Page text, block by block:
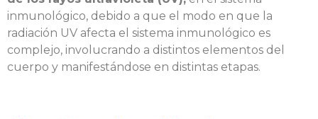
inmunológico, debido a que el modo en que la
radiación UV afecta el sistema inmunológico es
complejo, involucrando a distintos elementos del
cuerpo y manifestándose en distintas etapas.